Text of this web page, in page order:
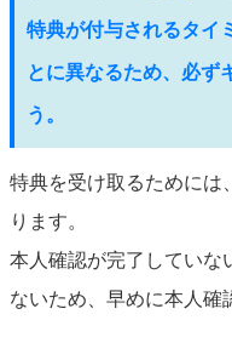
特典が付与されるタイ
とに異なるため、必ず
う。
特典を受け取るためには
ります。
本人確認が完了していな
ないため、早めに本人確